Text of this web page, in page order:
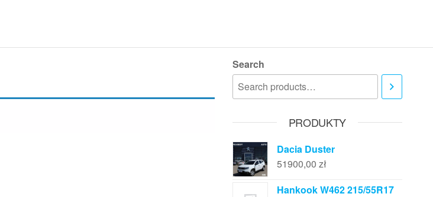
Search
PRODUKTY
Dacia Duster
51900,00 zł
Hankook W462 215/55R17